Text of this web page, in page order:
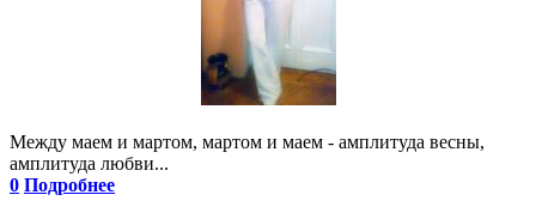
Между маем и мартом, мартом и маем - амплитуда весны,
амплитуда любви...
0 Подробнее